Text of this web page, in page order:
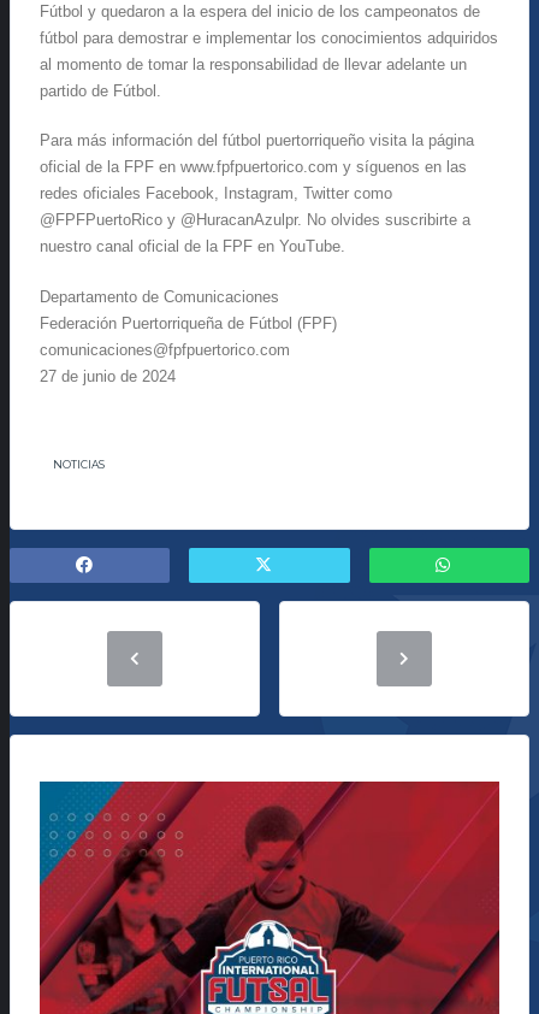
Fútbol y quedaron a la espera del inicio de los campeonatos de
fútbol para demostrar e implementar los conocimientos adquiridos
al momento de tomar la responsabilidad de llevar adelante un
partido de Fútbol.
Para más información del fútbol puertorriqueño visita la página
oficial de la FPF en www.fpfpuertorico.com y síguenos en las
redes oficiales Facebook, Instagram, Twitter como
@FPFPuertoRico y @HuracanAzulpr. No olvides suscribirte a
nuestro canal oficial de la FPF en YouTube.
Departamento de Comunicaciones
Federación Puertorriqueña de Fútbol (FPF)
comunicaciones@fpfpuertorico.com
27 de junio de 2024
NOTICIAS